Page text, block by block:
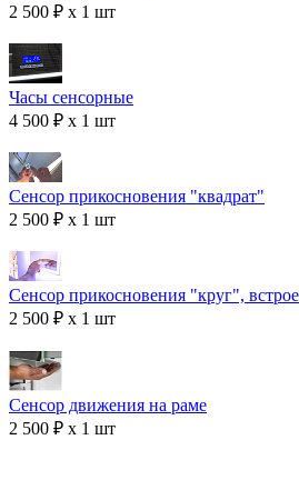
2 500 ₽ x 1 шт
Часы сенсорные
4 500 ₽ x 1 шт
Сенсор прикосновения "квадрат"
2 500 ₽ x 1 шт
Сенсор прикосновения "круг",
2 500 ₽ x 1 шт
Сенсор движения на раме
2 500 ₽ x 1 шт